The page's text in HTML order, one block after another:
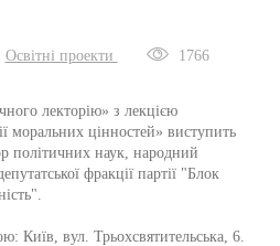
Освітні проекти 1766
лекторію» з лекцією
моральних цінностей» виступить
політичних наук, народний
фракції партії "Блок
Київ, вул. Трьохсвятительська, 6.